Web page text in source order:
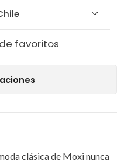
favoritos
clásica de Moxi nunca